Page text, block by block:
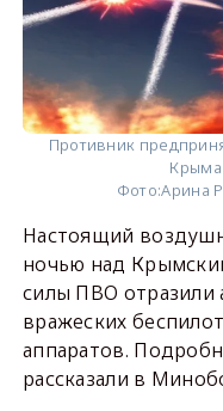
Противник
Фото:Арина
Настоящий
ночью над
силы ПВО отразили
вражеских
аппаратов.
рассказали в